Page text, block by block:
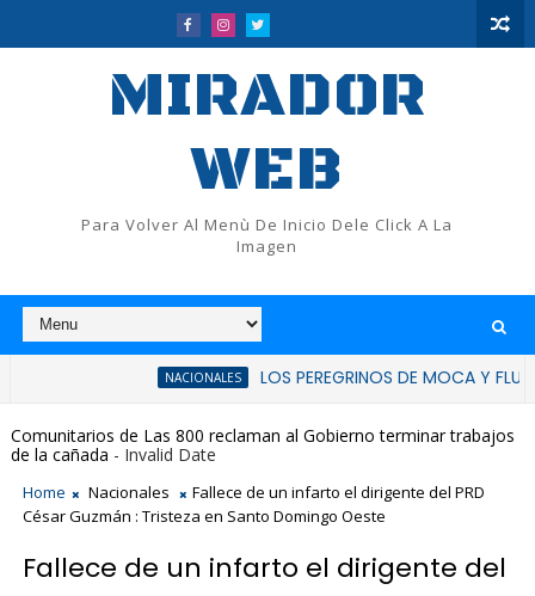
MIRADOR
WEB
Para Volver Al Menù De Inicio Dele Click A La
Imagen
LOS PEREGRINOS DE MOCA Y FLUP
Comunitarios de Las 800 reclaman al Gobierno terminar trabajos
de la cañada - Invalid Date
Home Nacionales
Fallece de un infarto el dirigente del PRD
César Guzmán : Tristeza en Santo Domingo Oeste
Fallece de un infarto el dirigente del